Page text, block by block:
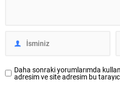
rağmen...
Daha sonraki yorumlarımda
adresim ve site adresim bu